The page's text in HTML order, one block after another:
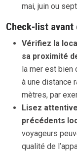
mai, juin ou
Check-list avant
Vérifiez la
sa proximité
la mer est bien
à une distance
mètres, par
Lisez
précédents
voyageurs
qualité de